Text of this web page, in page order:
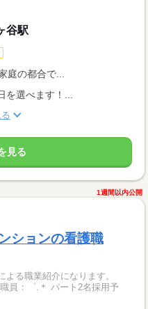
谷駅
の都合で...
選べます！...
見る
1週間以内公開
ションの看護職
る職業紹介になります。
ート2名採用予